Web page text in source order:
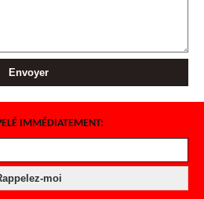
IMMÉDIATEMENT: